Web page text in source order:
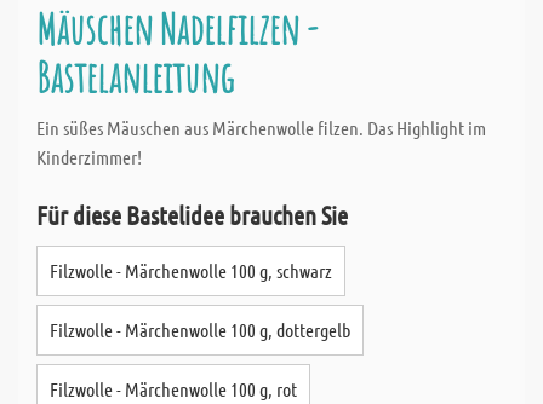
Mäuschen Nadelfilzen -
Bastelanleitung
Ein süßes Mäuschen aus Märchenwolle filzen. Das Highlight im
Kinderzimmer!
Für diese Bastelidee brauchen Sie
Filzwolle - Märchenwolle 100 g, schwarz
Filzwolle - Märchenwolle 100 g, dottergelb
Filzwolle - Märchenwolle 100 g, rot